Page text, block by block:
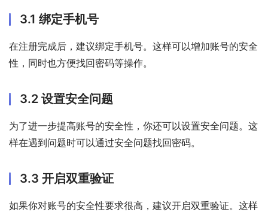
3.1 绑定手机号
在注册完成后，建议绑定手机号。这样可以增加账号的安全
性，同时也方便找回密码等操作。
3.2 设置安全问题
为了进一步提高账号的安全性，你还可以设置安全问题。这
样在遇到问题时可以通过安全问题找回密码。
3.3 开启双重验证
如果你对账号的安全性要求很高，建议开启双重验证。这样